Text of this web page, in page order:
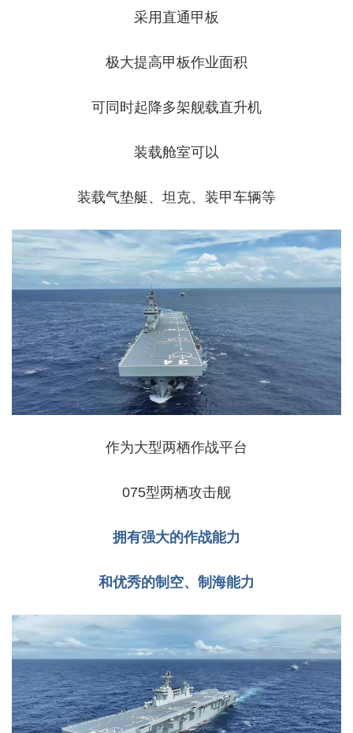
采用直通甲板
极大提高甲板作业面积
可同时起降多架舰载直升机
装载舱室可以
装载气垫艇、坦克、装甲车辆等
作为大型两栖作战平台
075型两栖攻击舰
拥有强大的作战能力
和优秀的制空、制海能力